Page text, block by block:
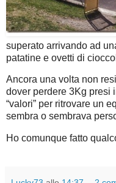
superato arrivando ad
patatine e ovetti di
Ancora una volta non
dover perdere 3Kg presi
“valori” per ritrovare un
sembra o sembrava
Ho comunque fatto